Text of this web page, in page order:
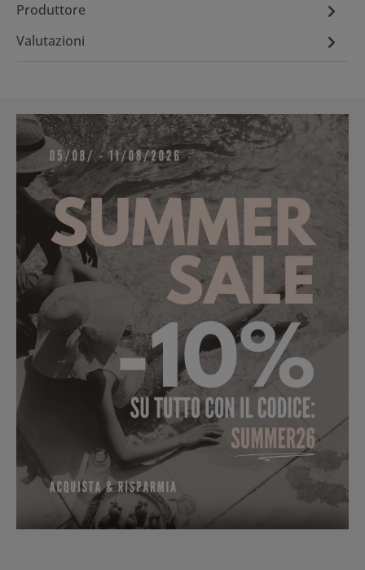
Produttore
Valutazioni